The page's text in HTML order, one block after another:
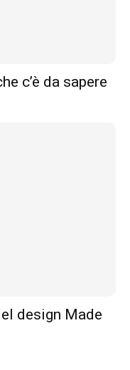
c’è da sapere
design Made